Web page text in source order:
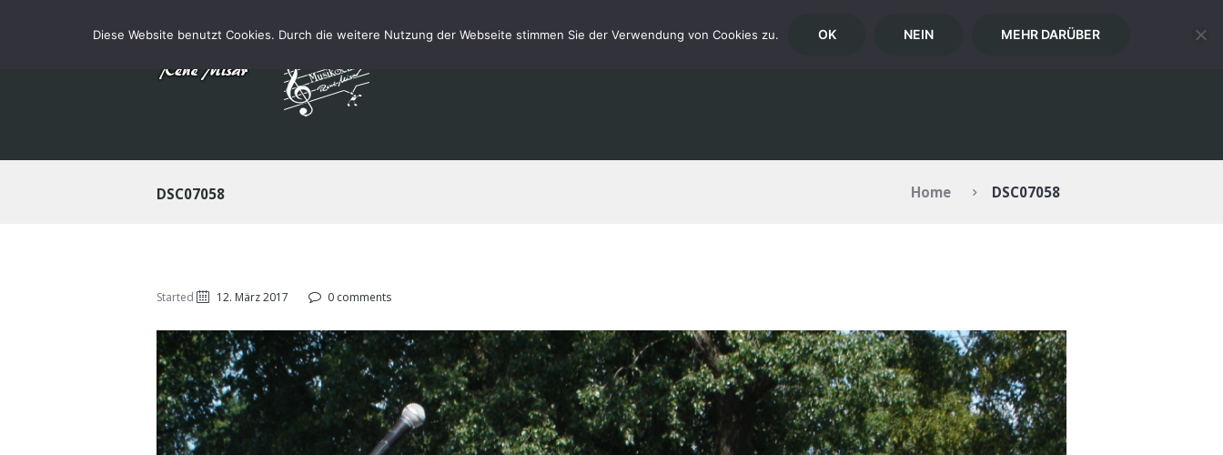
DSC07058 Home DSC07058
Started 12. März 2017 0 comments
Diese Website benutzt Cookies. Durch die weitere Nutzung der Webseite stimmen Sie der Verwendung von Cookies zu. OK NEIN MEHR DARÜBER